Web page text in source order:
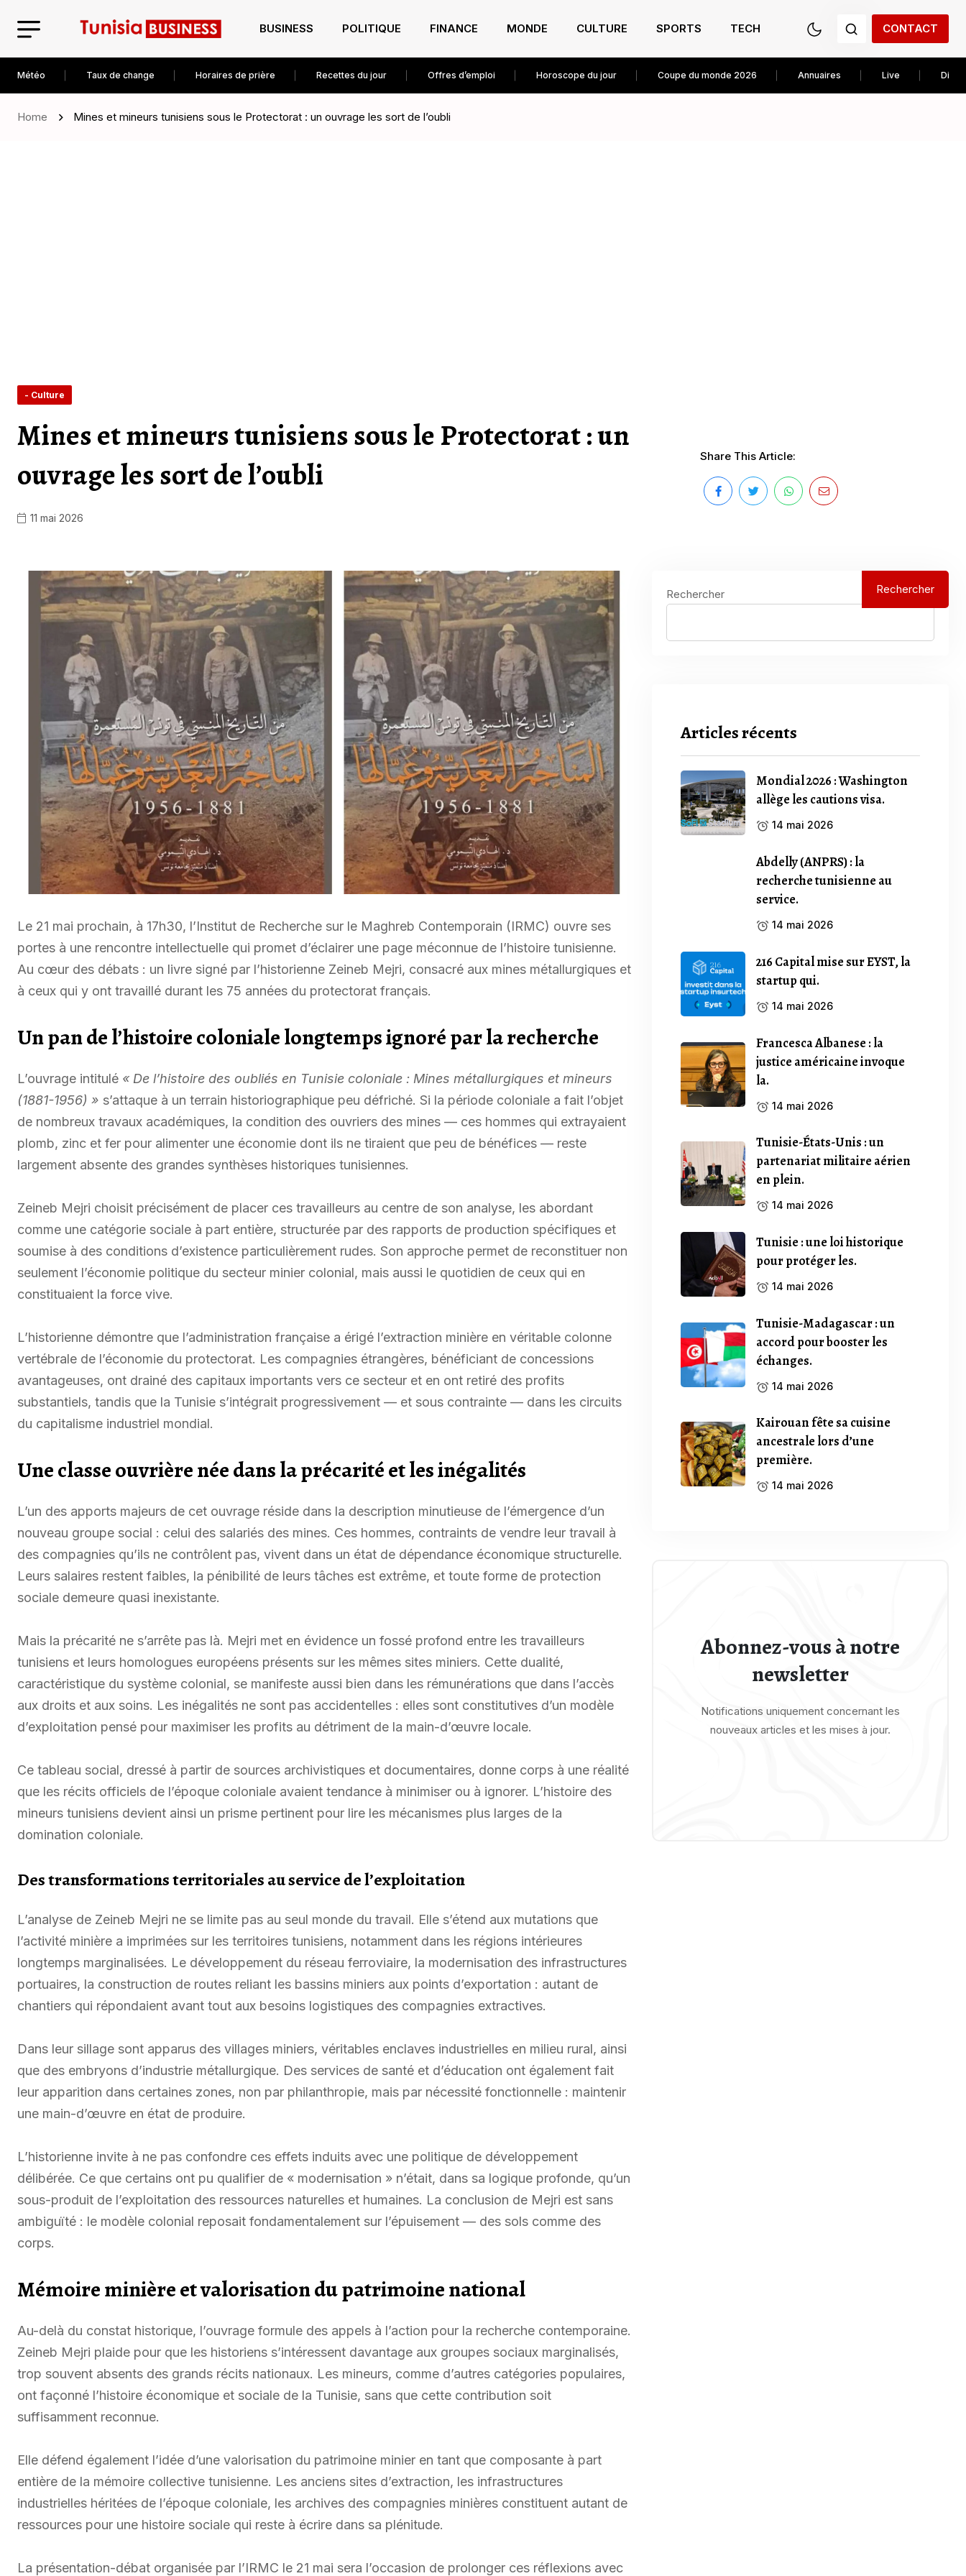
BUSINESS POLITIQUE FINANCE MONDE CULTURE SPORTS TECH CONTACT
Météo Taux de change Horaires de prière Recettes du jour Offres d’emploi Horoscope du jour Coupe du monde 2026 Annuaires Live
Home Mines et mineurs tunisiens sous le Protectorat : un ouvrage les sort de l’oubli
- Culture
Mines et mineurs tunisiens sous le Protectorat : un
ouvrage les sort de l’oubli
11 mai 2026
Share This Article:
Le 21 mai prochain, à 17h30, l’Institut de Recherche sur le Maghreb Contemporain (IRMC) ouvre ses
portes à une rencontre intellectuelle qui promet d’éclairer une page méconnue de l’histoire tunisienne.
Au cœur des débats : un livre signé par l’historienne Zeineb Mejri, consacré aux mines métallurgiques et
à ceux qui y ont travaillé durant les 75 années du protectorat français.
Un pan de l’histoire coloniale longtemps ignoré par la recherche
L’ouvrage intitulé « De l’histoire des oubliés en Tunisie coloniale : Mines métallurgiques et mineurs
(1881-1956) » s’attaque à un terrain historiographique peu défriché. Si la période coloniale a fait l’objet
de nombreux travaux académiques, la condition des ouvriers des mines — ces hommes qui extrayaient
plomb, zinc et fer pour alimenter une économie dont ils ne tiraient que peu de bénéfices — reste
largement absente des grandes synthèses historiques tunisiennes.
Zeineb Mejri choisit précisément de placer ces travailleurs au centre de son analyse, les abordant
comme une catégorie sociale à part entière, structurée par des rapports de production spécifiques et
soumise à des conditions d’existence particulièrement rudes. Son approche permet de reconstituer non
seulement l’économie politique du secteur minier colonial, mais aussi le quotidien de ceux qui en
constituaient la force vive.
L’historienne démontre que l’administration française a érigé l’extraction minière en véritable colonne
vertébrale de l’économie du protectorat. Les compagnies étrangères, bénéficiant de concessions
avantageuses, ont drainé des capitaux importants vers ce secteur et en ont retiré des profits
substantiels, tandis que la Tunisie s’intégrait progressivement — et sous contrainte — dans les circuits
du capitalisme industriel mondial.
Une classe ouvrière née dans la précarité et les inégalités
L’un des apports majeurs de cet ouvrage réside dans la description minutieuse de l’émergence d’un
nouveau groupe social : celui des salariés des mines. Ces hommes, contraints de vendre leur travail à
des compagnies qu’ils ne contrôlent pas, vivent dans un état de dépendance économique structurelle.
Leurs salaires restent faibles, la pénibilité de leurs tâches est extrême, et toute forme de protection
sociale demeure quasi inexistante.
Mais la précarité ne s’arrête pas là. Mejri met en évidence un fossé profond entre les travailleurs
tunisiens et leurs homologues européens présents sur les mêmes sites miniers. Cette dualité,
caractéristique du système colonial, se manifeste aussi bien dans les rémunérations que dans l’accès
aux droits et aux soins. Les inégalités ne sont pas accidentelles : elles sont constitutives d’un modèle
d’exploitation pensé pour maximiser les profits au détriment de la main-d’œuvre locale.
Ce tableau social, dressé à partir de sources archivistiques et documentaires, donne corps à une réalité
que les récits officiels de l’époque coloniale avaient tendance à minimiser ou à ignorer. L’histoire des
mineurs tunisiens devient ainsi un prisme pertinent pour lire les mécanismes plus larges de la
domination coloniale.
Des transformations territoriales au service de l’exploitation
L’analyse de Zeineb Mejri ne se limite pas au seul monde du travail. Elle s’étend aux mutations que
l’activité minière a imprimées sur les territoires tunisiens, notamment dans les régions intérieures
longtemps marginalisées. Le développement du réseau ferroviaire, la modernisation des infrastructures
portuaires, la construction de routes reliant les bassins miniers aux points d’exportation : autant de
chantiers qui répondaient avant tout aux besoins logistiques des compagnies extractives.
Dans leur sillage sont apparus des villages miniers, véritables enclaves industrielles en milieu rural, ainsi
que des embryons d’industrie métallurgique. Des services de santé et d’éducation ont également fait
leur apparition dans certaines zones, non par philanthropie, mais par nécessité fonctionnelle : maintenir
une main-d’œuvre en état de produire.
L’historienne invite à ne pas confondre ces effets induits avec une politique de développement
délibérée. Ce que certains ont pu qualifier de « modernisation » n’était, dans sa logique profonde, qu’un
sous-produit de l’exploitation des ressources naturelles et humaines. La conclusion de Mejri est sans
ambiguïté : le modèle colonial reposait fondamentalement sur l’épuisement — des sols comme des
corps.
Mémoire minière et valorisation du patrimoine national
Au-delà du constat historique, l’ouvrage formule des appels à l’action pour la recherche contemporaine.
Zeineb Mejri plaide pour que les historiens s’intéressent davantage aux groupes sociaux marginalisés,
trop souvent absents des grands récits nationaux. Les mineurs, comme d’autres catégories populaires,
ont façonné l’histoire économique et sociale de la Tunisie, sans que cette contribution soit
suffisamment reconnue.
Elle défend également l’idée d’une valorisation du patrimoine minier en tant que composante à part
entière de la mémoire collective tunisienne. Les anciens sites d’extraction, les infrastructures
industrielles héritées de l’époque coloniale, les archives des compagnies minières constituent autant de
ressources pour une histoire sociale qui reste à écrire dans sa plénitude.
La présentation-débat organisée par l’IRMC le 21 mai sera l’occasion de prolonger ces réflexions avec
Rechercher Rechercher
Articles récents
Mondial 2026 : Washington
allège les cautions visa.
14 mai 2026
Abdelly (ANPRS) : la
recherche tunisienne au
service.
14 mai 2026
216 Capital mise sur EYST, la
startup qui.
14 mai 2026
Francesca Albanese : la
justice américaine invoque
la.
14 mai 2026
Tunisie-États-Unis : un
partenariat militaire aérien
en plein.
14 mai 2026
Tunisie : une loi historique
pour protéger les.
14 mai 2026
Tunisie-Madagascar : un
accord pour booster les
échanges.
14 mai 2026
Kairouan fête sa cuisine
ancestrale lors d’une
première.
14 mai 2026
Abonnez-vous à notre
newsletter
Notifications uniquement concernant les
nouveaux articles et les mises à jour.